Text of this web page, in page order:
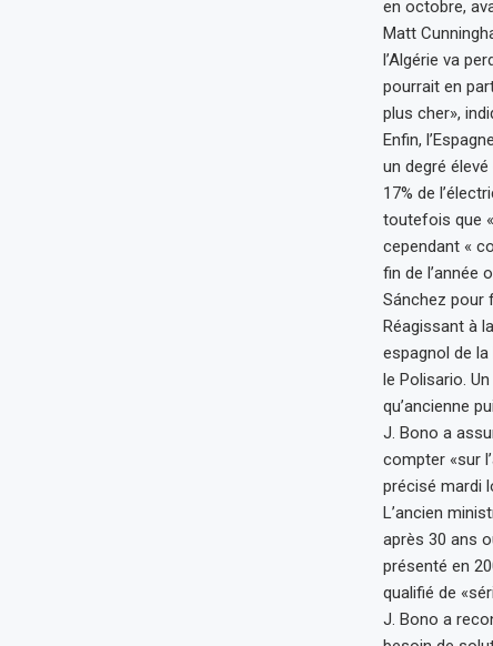
en octobre,
Matt
l’Algérie va
pourrait en
plus cher»,
Enfin,
un degré
17% de
toutefois que
cependant «
fin de l’année
Sánchez pour
Réagissant à
espagnol de
le Polisario.
qu’ancienne
J. Bono a
compter «sur
précisé mardi
L’ancien
après 30 ans
présenté en
qualifié de
J. Bono a